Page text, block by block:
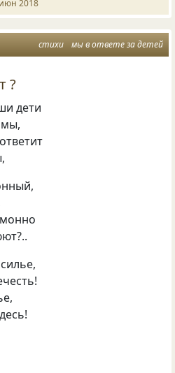
2018
стихи мы в ответе за детей
?
дети
мы,